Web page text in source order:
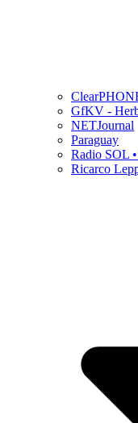
GfKV -
NETJournal
Paraguay
Radio SOL
Ricarco